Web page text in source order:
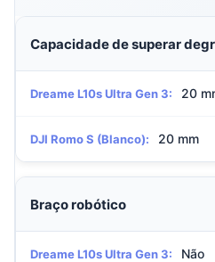
Capacidade de superar
Dreame L10s Ultra Gen 3: 20
DJI Romo S (Blanco): 20 mm
Braço robótico
Dreame L10s Ultra Gen 3: Não